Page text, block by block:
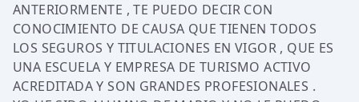
ANTERIORMENTE , TE PUEDO DECIR CON
CONOCIMIENTO DE CAUSA QUE TIENEN TODOS
LOS SEGUROS Y TITULACIONES EN VIGOR , QUE ES
UNA ESCUELA Y EMPRESA DE TURISMO ACTIVO
ACREDITADA Y SON GRANDES PROFESIONALES .